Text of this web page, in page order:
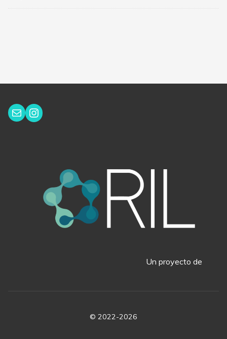
Correo electrónico
Instagram
Un proyecto de
© 2022-2026